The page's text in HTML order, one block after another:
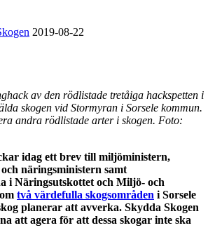
2019-08-22
av den rödlistade tretåiga hackspetten i
skogen vid Stormyran i Sorsele kommun.
andra rödlistade arter i skogen. Foto:
idag ett brev till miljöministern,
näringsministern samt
i Näringsutskottet och Miljö- och
två värdefulla skogsområden i Sorsele
planerar att avverka. Skydda Skogen
att agera för att dessa skogar inte ska